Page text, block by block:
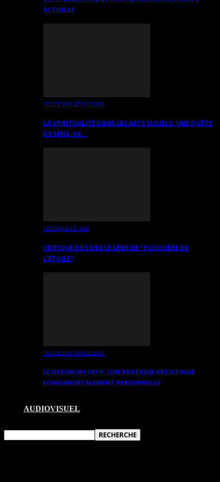
ACTUELLE
TEXTES DE RÉFLEXION
LA SPIRITUALITÉ DANS LES ARTS VISUELS: UNE QUÊTE
DE SENS, DE…
CRITIQUES D’ART
CRITIQUE DU LIVRE LE SENTIER *POUSSIÈRE DE
L’ÉTOILE*
TEXTES DE RÉFLEXION
LE DESSIN INTUITIF. UNE PRATIQUE ARTISTIQUE
FONDAMENTALEMENT PERSONNELLE
AUDIOVISUEL